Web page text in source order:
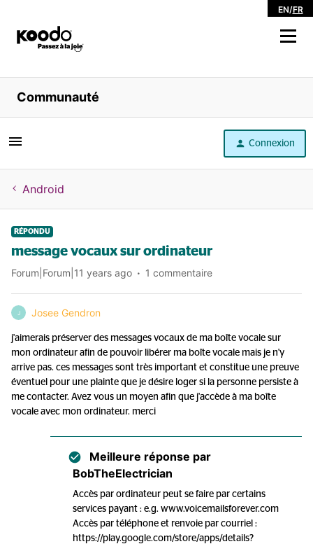
EN/FR
Magasiner
Libre service
Aide
Communauté
Connexion
Android
RÉPONDU
message vocaux sur ordinateur
Forum|Forum|11 years ago 1 commentaire
J Josee Gendron
j'aimerais préserver des messages vocaux de ma boîte vocale sur
mon ordinateur afin de pouvoir libérer ma boîte vocale mais je n'y
arrive pas. ces messages sont très important et constitue une preuve
éventuel pour une plainte que je désire loger si la personne persiste à
me contacter. Avez vous un moyen afin que j'accède à ma boîte
vocale avec mon ordinateur. merci
Meilleure réponse par
BobTheElectrician
Accès par ordinateur peut se faire par certains
services payant : e.g. www.voicemailsforever.com
Accès par téléphone et renvoie par courriel :
https://play.google.com/store/apps/details?